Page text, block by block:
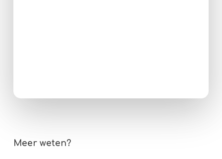
Meer weten?